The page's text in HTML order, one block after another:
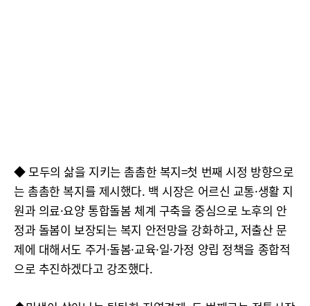
◆ 모두의 삶을 지키는 촘촘한 복지=첫 번째 시정 방향으로
는 촘촘한 복지를 제시했다. 백 시장은 어르신 교통·생활 지
원과 의료·요양 통합돌봄 체계 구축을 중심으로 노후의 안
정과 돌봄이 보장되는 복지 안전망을 강화하고, 저출산 문
제에 대해서도 주거·돌봄·교육·일·가정 양립 정책을 종합적
으로 추진하겠다고 강조했다.